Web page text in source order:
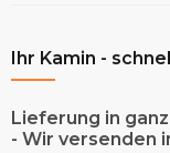
Ihr Kamin -
Lieferung in
- Wir versenden